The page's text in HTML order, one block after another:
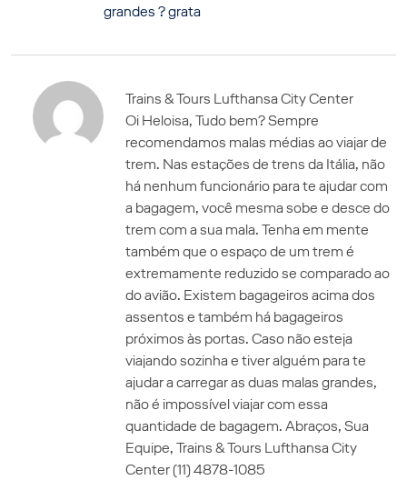
grandes ? grata
Trains & Tours Lufthansa City Center
Oi Heloisa, Tudo bem? Sempre
recomendamos malas médias ao viajar de
trem. Nas estações de trens da Itália, não
há nenhum funcionário para te ajudar com
a bagagem, você mesma sobe e desce do
trem com a sua mala. Tenha em mente
também que o espaço de um trem é
extremamente reduzido se comparado ao
do avião. Existem bagageiros acima dos
assentos e também há bagageiros
próximos às portas. Caso não esteja
viajando sozinha e tiver alguém para te
ajudar a carregar as duas malas grandes,
não é impossível viajar com essa
quantidade de bagagem. Abraços, Sua
Equipe, Trains & Tours Lufthansa City
Center (11) 4878-1085